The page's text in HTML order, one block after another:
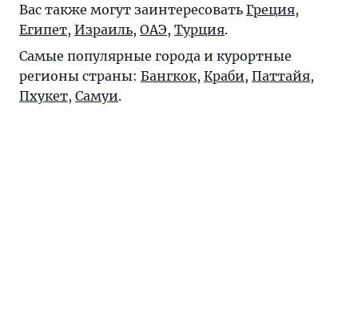
Вас также могут заинтересовать Греция,
Египет, Израиль, ОАЭ, Турция.
Самые популярные города и курортные
регионы страны: Бангкок, Краби, Паттайя,
Пхукет, Самуи.